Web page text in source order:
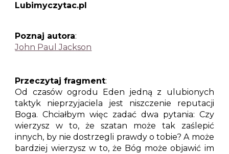
Lubimyczytac.pl
Poznaj autora:
John Paul Jackson
Przeczytaj fragment:
Od czasów ogrodu Eden jedną z ulubionych
taktyk nieprzyjaciela jest niszczenie reputacji
Boga. Chciałbym więc zadać dwa pytania: Czy
wierzysz w to, że szatan może tak zaślepić
innych, by nie dostrzegli prawdy o tobie? A może
bardziej wierzysz w to, że Bóg może objawić im